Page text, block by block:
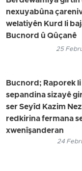
nexuyabûna
welatiyên Kurd li
Bucnord û Qûçanê
25
Bucnord; Raporek
sepandina sizayê
ser Seyîd Kazim
redkirina fermana
xwenîşanderan
24